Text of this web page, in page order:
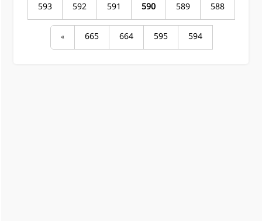
588
589
590
591
592
593
594
595
664
665
»